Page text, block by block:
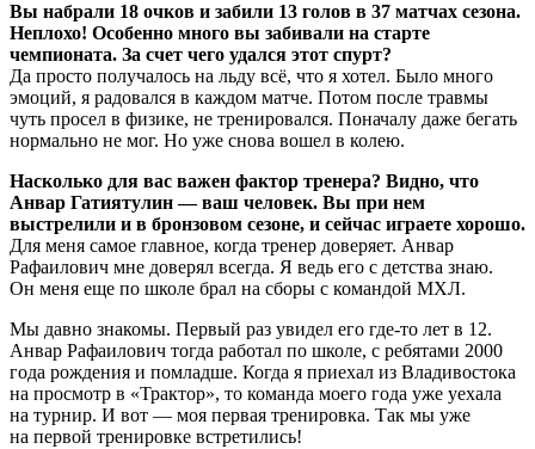
Вы набрали 18 очков и забили 13 голов в 37 матчах сезона.
Неплохо! Особенно много вы забивали на старте
чемпионата. За счет чего удался этот спурт?
Да просто получалось на льду всё, что я хотел. Было много
эмоций, я радовался в каждом матче. Потом после травмы
чуть просел в физике, не тренировался. Поначалу даже бегать
нормально не мог. Но уже снова вошел в колею.
Насколько для вас важен фактор тренера? Видно, что
Анвар Гатиятулин — ваш человек. Вы при нем
выстрелили и в бронзовом сезоне, и сейчас играете хорошо.
Для меня самое главное, когда тренер доверяет. Анвар
Рафаилович мне доверял всегда. Я ведь его с детства знаю.
Он меня еще по школе брал на сборы с командой МХЛ.
Мы давно знакомы. Первый раз увидел его где-то лет в 12.
Анвар Рафаилович тогда работал по школе, с ребятами 2000
года рождения и помладше. Когда я приехал из Владивостока
на просмотр в «Трактор», то команда моего года уже уехала
на турнир. И вот — моя первая тренировка. Так мы уже
на первой тренировке встретились!